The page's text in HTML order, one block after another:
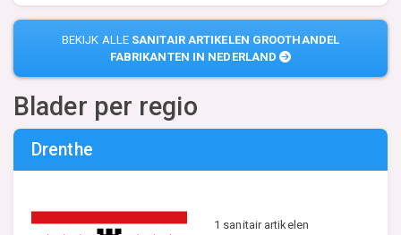
BEKIJK ALLE SANITAIR ARTIKELEN GROOTHANDEL
FABRIKANTEN IN NEDERLAND
Blader per regio
Drenthe
1 sanitair artikelen